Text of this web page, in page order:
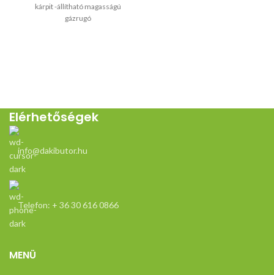
kárpit -állítható magasságú
gázrugó
Elérhetőségek
info@dakibutor.hu
Telefon: + 36 30 616 0866
MENÜ